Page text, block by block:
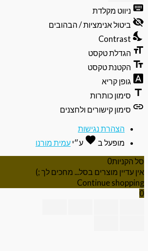
וסגירה
של
תפריט
הנגישות
ניווט מקלדת
ביטול אנימציות / הבהובים
Contrast
הגדלת טקסט
הקטנת טקסט
גופן קריא
סימון כותרות
סימון קישורים ולחצנים
הצהרת נגישות
מופעל בfavoriteאהבה
ע״יעמית מורנו
הקניות0
עדיין מוצרים בסל... מחכים לך ;)
Continue